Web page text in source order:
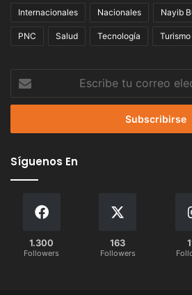
Internacionales Nacionales Nayib
PNC Salud Tecnología Turismo
correo
Síguenos En
1.300
Followers
163
Followers